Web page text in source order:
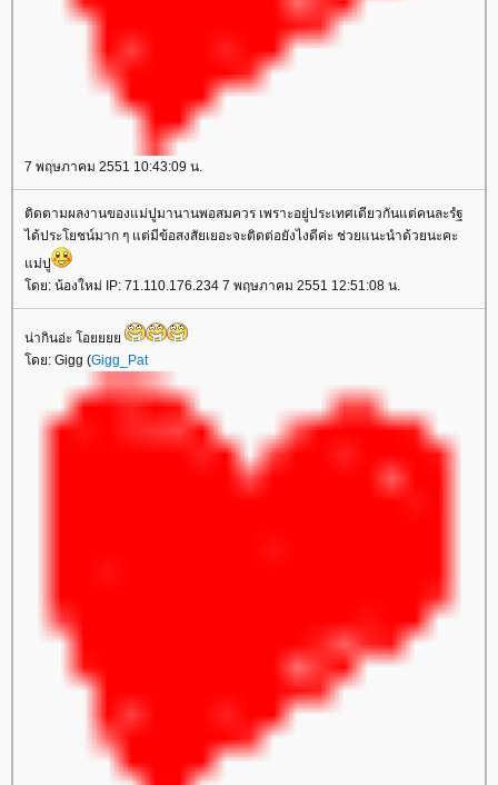
7 พฤษภาคม 2551 10:43:09 น.
ติดตามผลงานของแม่ปูมานานพอสมควร เพราะอยู่ประเทศเดียวกันแต่คนละรํฐ
ได้ประโยชน์มาก ๆ แต่มีข้อสงสัยเยอะจะติดต่อยังไงดีค่ะ ช่วยแนะนำด้วยนะคะ
ม่ปู
ดย: น้องใหม่ IP: 71.110.176.234 7 พฤษภาคม 2551 12:51:08 น.
น่ากินอ่ะ โอ
ดย: Gigg (Gigg_Pat